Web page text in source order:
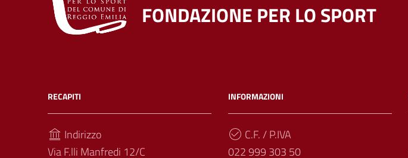
FONDAZIONE PER LO SPORT
RECAPITI
Indirizzo
Via F.lli Manfredi 12/C
INFORMAZIONI
C.F. / P.IVA
022 999 303 50